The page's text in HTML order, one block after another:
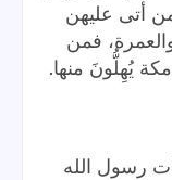
أتى عليهن
فمن
يُهِلُّونَ منها.
رسول الله